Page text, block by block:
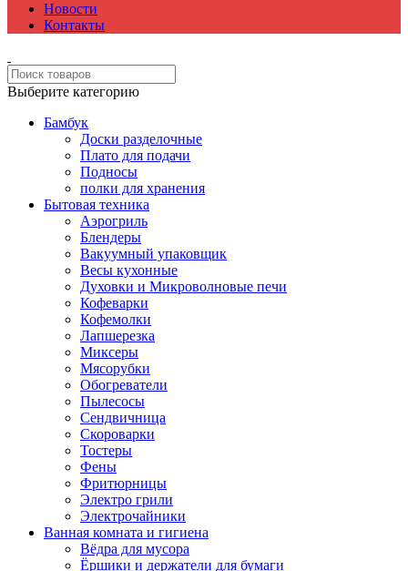
Новости
Контакты
Выберите категорию
Бамбук
Доски разделочные
Плато для подачи
Подносы
полки для хранения
Бытовая техника
Аэрогриль
Блендеры
Вакуумный упаковщик
Весы кухонные
Духовки и Микроволновые печи
Кофеварки
Кофемолки
Лапшерезка
Миксеры
Мясорубки
Обогреватели
Пылесосы
Сендвичница
Скороварки
Тостеры
Фены
Фритюрницы
Электро грили
Электрочайники
Ванная комната и гигиена
Вёдра для мусора
Ёршики и держатели для бумаги